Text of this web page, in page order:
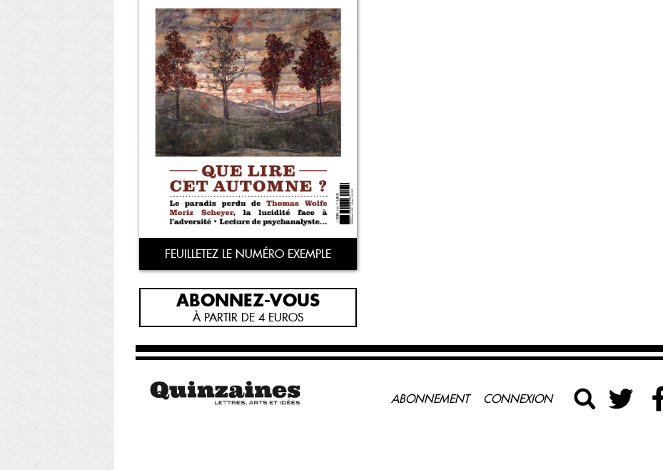
FEUILLETEZ LE NUMÉRO EXEMPLE
ABONNEZ-VOUS
À PARTIR DE 4 EUROS
ABONNEMENT CONNEXION